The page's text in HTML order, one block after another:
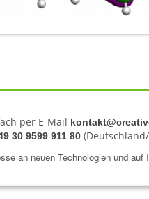
per E-Mail
30 9599 911 80
an neuen Technologien und auf